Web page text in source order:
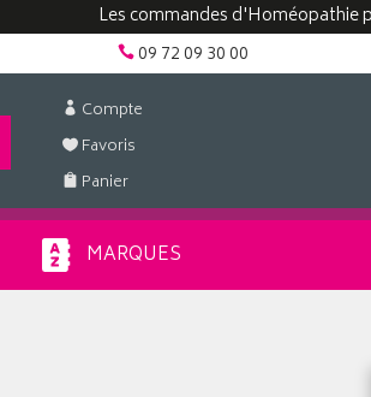
Les commandes d'Homéopathie
09 72 09 30 00
Compte
Favoris
Panier
MARQUES